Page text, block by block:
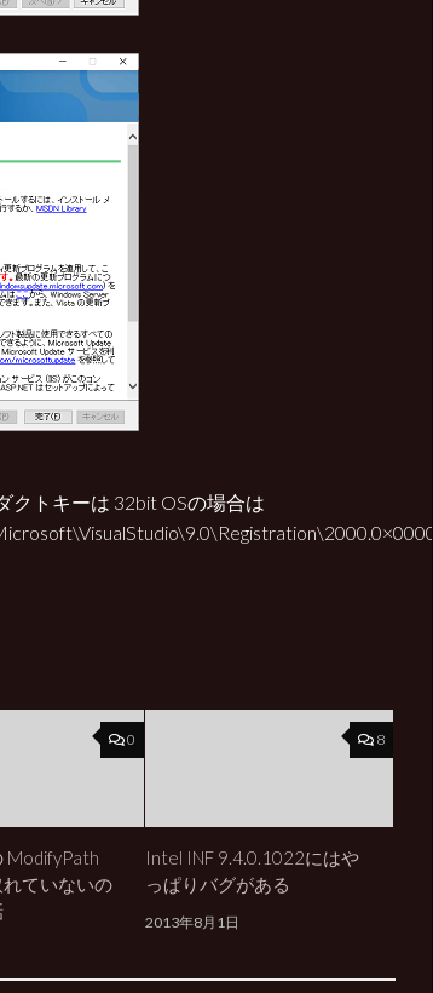
クトキーは 32bit OSの場合は
0
ModifyPath
ていないの
8
Intel INF 9.4.0.1022にはや
っぱりバグがある
2013年8月1日